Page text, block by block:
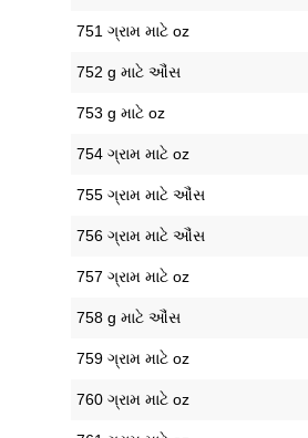
751 ગ્રામ માટે oz
752 g માટે ઔંસ
753 g માટે oz
754 ગ્રામ માટે oz
755 ગ્રામ માટે ઔંસ
756 ગ્રામ માટે ઔંસ
757 ગ્રામ માટે oz
758 g માટે ઔંસ
759 ગ્રામ માટે oz
760 ગ્રામ માટે oz